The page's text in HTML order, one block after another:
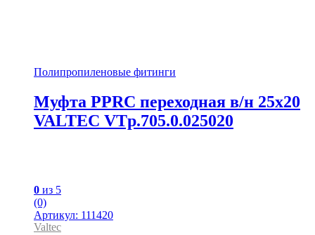
Полипропиленовые фитинги
Муфта PPRC переходная в/н 25х20
VALTEC VTp.705.0.025020
0 из 5
(0)
Артикул: 111420
Valtec